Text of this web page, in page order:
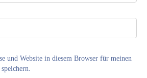
und Website in diesem Browser für meinen